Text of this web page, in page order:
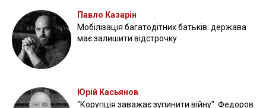
Прикордонники показали знищення ворожої техніки та
ліквідацію групи окупантів
20 квітня 2026